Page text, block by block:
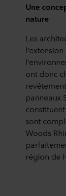
Une
nature
Les
ont donc
panneaux
sont
Woods
région de